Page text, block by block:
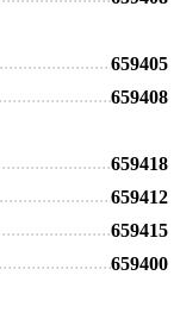
659405
659408
659418
659412
659415
659400